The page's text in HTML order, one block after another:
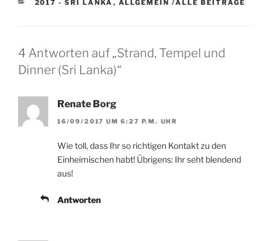
KATEGORIEN
2017 - SRI LANKA , ALLGEMEIN /ALLE BEITRÄGE
4 Antworten auf „Strand, Tempel und
Dinner (Sri Lanka)“
Renate Borg
16/09/2017 UM 6:27 P.M. UHR
Wie toll, dass Ihr so richtigen Kontakt zu den
Einheimischen habt! Übrigens: Ihr seht blendend
aus!
Antworten